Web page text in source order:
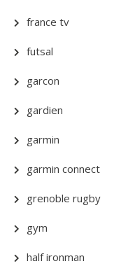
france tv
futsal
garcon
gardien
garmin
garmin connect
grenoble rugby
gym
half ironman